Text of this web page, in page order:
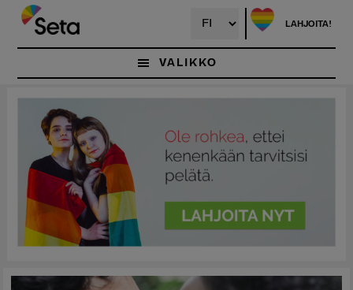
Hyppää
pääsisältöön
LAHJOITA!
VALIKKO